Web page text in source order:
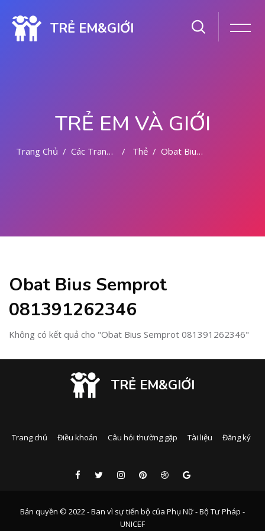
TRẺ EM&GIỚI
TRẺ EM VÀ GIỚI
Trang Chủ Các Trang Của Hệ Thống Thẻ Obat Bius Semprot 081391262346
Obat Bius Semprot
081391262346
Không có kết quả cho "Obat Bius Semprot 081391262346"
TRẺ EM&GIỚI
Trang chủ Điều khoản Câu hỏi thường gặp Tài liệu Đăng ký
Bản quyền © 2022 - Ban vì sự tiến bộ của Phụ Nữ - Bộ Tư Pháp -
UNICEF